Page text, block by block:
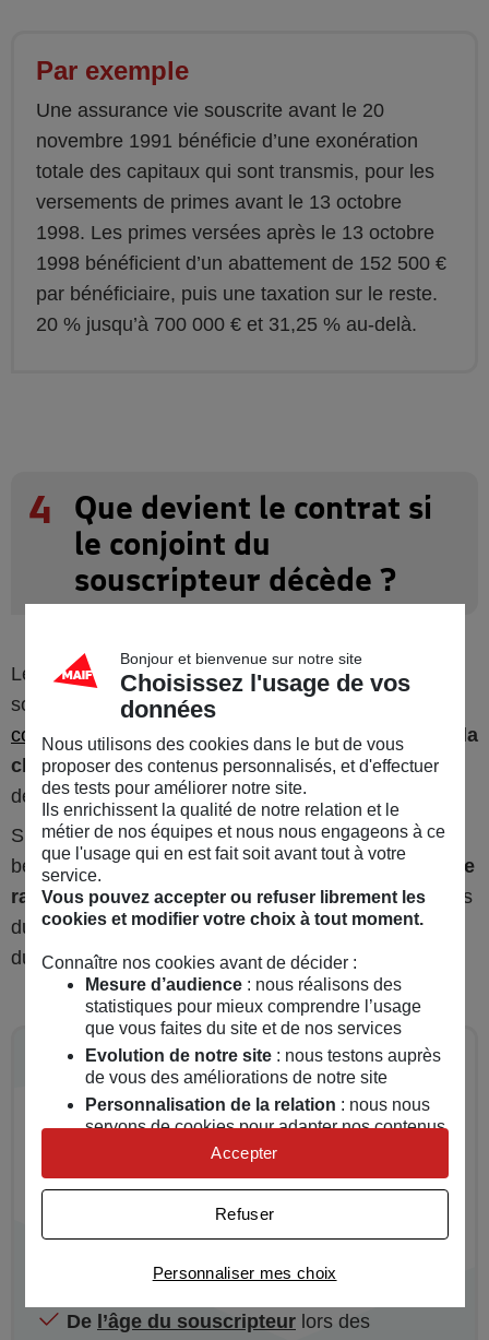
Par exemple
Une assurance vie souscrite avant le 20
novembre 1991 bénéficie d’une exonération
totale des capitaux qui sont transmis, pour les
versements de primes avant le 13 octobre
1998. Les primes versées après le 13 octobre
1998 bénéficient d’un abattement de 152 500 €
par bénéficiaire, puis une taxation sur le reste.
20 % jusqu’à 700 000 € et 31,25 % au-delà.
4
Que devient le contrat si
le conjoint du
souscripteur décède ?
Le conjoint du souscripteur peut décéder avant le
souscripteur lui-même. S’il était
contrat d’assurance vie, il est judicieux demodifier la
clause bénéficiaire. Le souscripteur est libre de
désigner le nouveau bénéficiaire de son choix.
Si le souscripteur ne modifie pas la clause
bénéficiaire,ce sont les bénéficiaires du deuxième
rang qui recevront le capitalde l’assurance vie lors
du décès du souscripteur. Ou éventuellement ceux
du troisième rang et ainsi de suite.
Quelles sont les conditions
quant à la fiscalité ?
Quant à la fiscalité, les conditions restent les
mêmes. L’imposition se fait en fonction :
Des dates de souscription
De l’âge du souscripteur lors des
Bonjour et bienvenue sur notre site
Choisissez l'usage de vos
données
Nous utilisons des cookies dans le but de vous
proposer des contenus personnalisés, et d'effectuer
des tests pour améliorer notre site.
Ils enrichissent la qualité de notre relation et le
métier de nos équipes et nous nous engageons à ce
que l'usage qui en est fait soit avant tout à votre
service.
Vous pouvez accepter ou refuser librement les
cookies et modifier votre choix à tout moment.
Connaître nos cookies avant de décider :
Mesure d’audience: nous réalisons des
statistiques pour mieux comprendre l’usage
que vous faites du site et de nos services
Evolution de notre site: nous testons auprès
de vous des améliorations de notre site
Personnalisation de la relation : nous nous
servons de cookies pour adapter nos contenus
et personnaliser nos offres
Univers publicitaire: nous utilisons avec nos
publicités personnalisées
Personnaliser mes choix
Refuser
Accepter